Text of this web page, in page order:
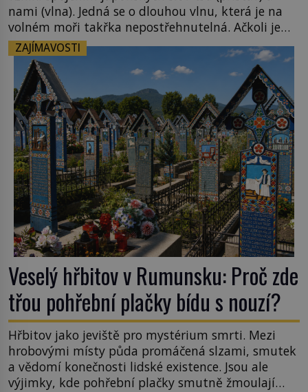
nami (vlna). Jedná se o dlouhou vlnu, která je na
volném moři takřka nepostřehnutelná. Ačkoli je
vlnová délka tsunami i 300 kilometrů, výška vlny
na volném moři je maximálně 1,5 metru. Máme se
podobné obří vlny obávat i v Evropě? Vznik
tsunami si […]
ZAJÍMAVOSTI
Veselý hřbitov v Rumunsku: Proč zde
třou pohřební plačky bídu s nouzí?
Hřbitov jako jeviště pro mystérium smrti. Mezi
hrobovými místy půda promáčená slzami, smutek
a vědomí konečnosti lidské existence. Jsou ale
výjimky, kde pohřební plačky smutně žmoulají